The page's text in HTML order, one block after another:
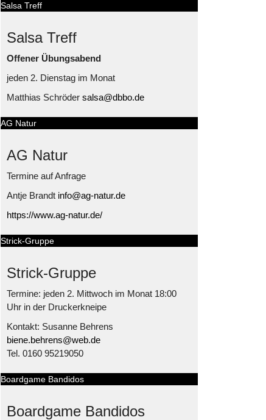
Salsa Treff
Salsa Treff
Offener Übungsabend
jeden 2. Dienstag im Monat
Matthias Schröder salsa@dbbo.de
AG Natur
AG Natur
Termine auf Anfrage
Antje Brandt info@ag-natur.de
https://www.ag-natur.de/
Strick-Gruppe
Strick-Gruppe
Termine: jeden 2. Mittwoch im Monat 18:00
Uhr in der Druckerkneipe
Kontakt: Susanne Behrens
biene.behrens@web.de
Tel. 0160 95219050
Boardgame Bandidos
Boardgame Bandidos